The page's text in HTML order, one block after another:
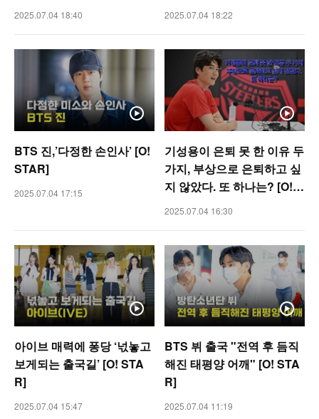
2025.07.04 18:40 2025.07.04 18:22
BTS 진,’다정한 손인사’ [O!
STAR]
2025.07.04 17:15
기성용이 은퇴 못 한 이유 두
가지, 부상으로 은퇴하고 싶
지 않았다. 또 하나는? [O! S
PORTS]
2025.07.04 16:30
아이브 매력에 퐁당 ‘넋놓고
보게되는 출국길’ [O! STA
R]
2025.07.04 15:47
BTS 뷔 출국 "전역 후 듬직
해진 태평양 어깨" [O! STA
R]
2025.07.04 11:19